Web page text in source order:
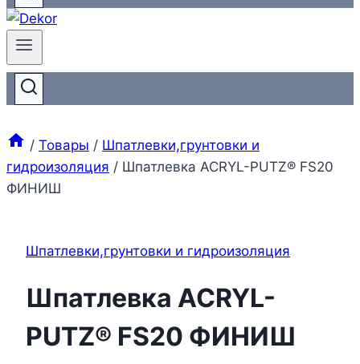
/ Товары / Шпатлевки,грунтовки и
гидроизоляция / Шпатлевка ACRYL-PUTZ® FS20
ФИНИШ
Шпатлевки,грунтовки и гидроизоляция
Шпатлевка ACRYL-
PUTZ® FS20 ФИНИШ